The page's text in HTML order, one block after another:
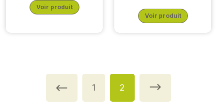
Voir produit
Voir produit
1 2